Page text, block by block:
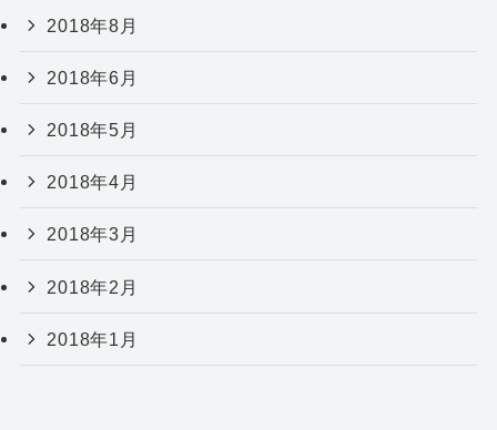
2018年8月
2018年6月
2018年5月
2018年4月
2018年3月
2018年2月
2018年1月